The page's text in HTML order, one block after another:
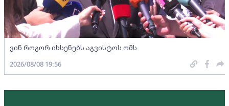
ვინ როგორ იხსენებს აგვისტოს ომს
2026/08/08 19:56